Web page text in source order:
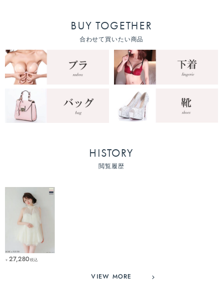
BUY TOGETHER
合わせて買いたい商品
HISTORY
閲覧履歴
￥ 27,280税込
VIEW MORE